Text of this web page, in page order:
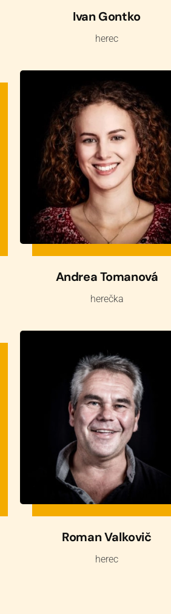
Ivan Gontko
herec
Andrea Tomanová
herečka
Roman Valkovič
herec